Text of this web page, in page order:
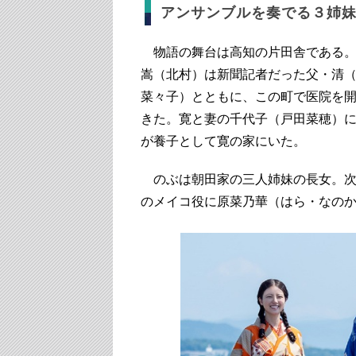
アンサンブルを奏でる３姉妹
物語の舞台は高知の片田舎である
嵩（北村）は新聞記者だった父・清
菜々子）とともに、この町で医院を
きた。寛と妻の千代子（戸田菜穂）
が養子として寛の家にいた。
のぶは朝田家の三人姉妹の長女。
のメイコ役に原菜乃華（はら・なの